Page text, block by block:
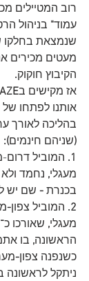
רוב המטיילים
עמוד" בניהול
שנמצאת בחלקו
מעטים מכירים
הקיבוץ חוקוק.
אז מקישים ב"
אותנו לפתחו של
בהליכה לאורך
(שניהם חינמים):
1. המוביל
מעגלי, נחמד
בכנרת - שם יש
2. המוביל צפון-
מעגלי, שאורכו כ־200
הראשונה, בו
כשנפנה צפון-
ניתקל לראשונה